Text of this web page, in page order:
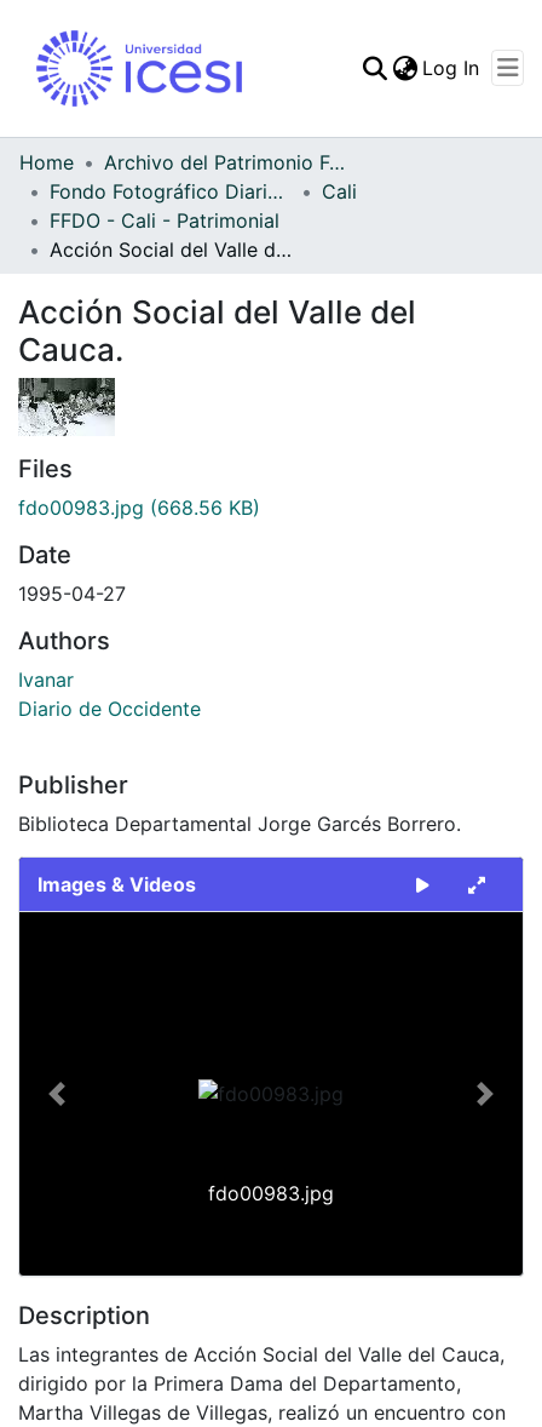
Statistics
Log In
Home
Archivo del Patrimonio Fotográfico y Fílmico del Valle del Cauca
Fondo Fotográfico Diario Occidente
Cali
FFDO - Cali - Patrimonial
Acción Social del Valle del Cauca.
Acción Social del Valle del
Cauca.
Files
fdo00983.jpg (668.56 KB)
Date
1995-04-27
Authors
Ivanar
Diario de Occidente
Publisher
Biblioteca Departamental Jorge Garcés Borrero.
Images & Videos
fdo00983.jpg
Previous Next
Description
Las integrantes de Acción Social del Valle del Cauca,
dirigido por la Primera Dama del Departamento,
Martha Villegas de Villegas, realizó un encuentro con